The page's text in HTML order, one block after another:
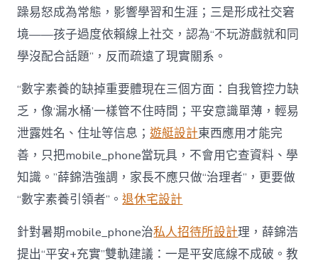
躁易怒成為常態，影響學習和生涯；三是形成社交窘
境——孩子過度依賴線上社交，認為“不玩游戲就和同
學沒配合話題”，反而疏遠了現實關系。
“數字素養的缺掉重要體現在三個方面：自我管控力缺
乏，像‘漏水桶’一樣管不住時間；平安意識單薄，輕易
泄露姓名、住址等信息；遊艇設計東西應用才能完
善，只把mobile_phone當玩具，不會用它查資料、學
知識。”薛錦浩強調，家長不應只做“治理者”，更要做
“數字素養引領者”。退休宅設計
針對暑期mobile_phone治私人招待所設計理，薛錦浩
提出“平安+充實”雙軌建議：一是平安底線不成破。教